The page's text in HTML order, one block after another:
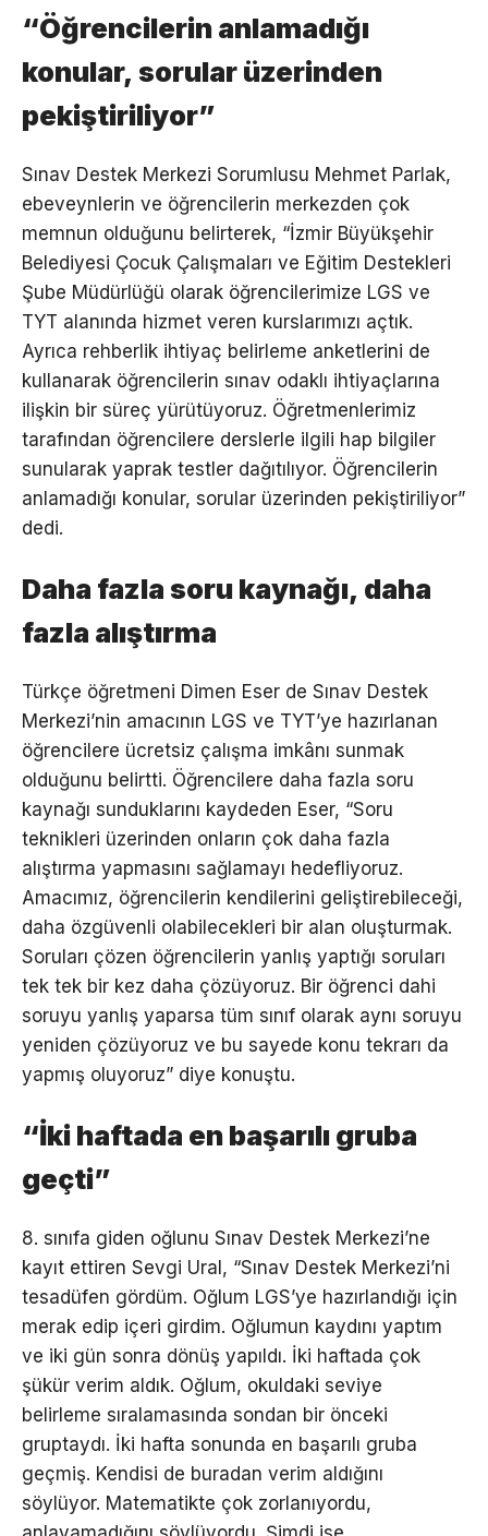
“Öğrencilerin anlamadığı
konular, sorular üzerinden
pekiştiriliyor”
Sınav Destek Merkezi Sorumlusu Mehmet Parlak,
ebeveynlerin ve öğrencilerin merkezden çok
memnun olduğunu belirterek, “İzmir Büyükşehir
Belediyesi Çocuk Çalışmaları ve Eğitim Destekleri
Şube Müdürlüğü olarak öğrencilerimize LGS ve
TYT alanında hizmet veren kurslarımızı açtık.
Ayrıca rehberlik ihtiyaç belirleme anketlerini de
kullanarak öğrencilerin sınav odaklı ihtiyaçlarına
ilişkin bir süreç yürütüyoruz. Öğretmenlerimiz
tarafından öğrencilere derslerle ilgili hap bilgiler
sunularak yaprak testler dağıtılıyor. Öğrencilerin
anlamadığı konular, sorular üzerinden pekiştiriliyor”
dedi.
Daha fazla soru kaynağı, daha
fazla alıştırma
Türkçe öğretmeni Dimen Eser de Sınav Destek
Merkezi’nin amacının LGS ve TYT’ye hazırlanan
öğrencilere ücretsiz çalışma imkânı sunmak
olduğunu belirtti. Öğrencilere daha fazla soru
kaynağı sunduklarını kaydeden Eser, “Soru
teknikleri üzerinden onların çok daha fazla
alıştırma yapmasını sağlamayı hedefliyoruz.
Amacımız, öğrencilerin kendilerini geliştirebileceği,
daha özgüvenli olabilecekleri bir alan oluşturmak.
Soruları çözen öğrencilerin yanlış yaptığı soruları
tek tek bir kez daha çözüyoruz. Bir öğrenci dahi
soruyu yanlış yaparsa tüm sınıf olarak aynı soruyu
yeniden çözüyoruz ve bu sayede konu tekrarı da
yapmış oluyoruz” diye konuştu.
“İki haftada en başarılı gruba
geçti”
8. sınıfa giden oğlunu Sınav Destek Merkezi’ne
kayıt ettiren Sevgi Ural, “Sınav Destek Merkezi’ni
tesadüfen gördüm. Oğlum LGS’ye hazırlandığı için
merak edip içeri girdim. Oğlumun kaydını yaptım
ve iki gün sonra dönüş yapıldı. İki haftada çok
şükür verim aldık. Oğlum, okuldaki seviye
belirleme sıralamasında sondan bir önceki
gruptaydı. İki hafta sonunda en başarılı gruba
geçmiş. Kendisi de buradan verim aldığını
söylüyor. Matematikte çok zorlanıyordu,